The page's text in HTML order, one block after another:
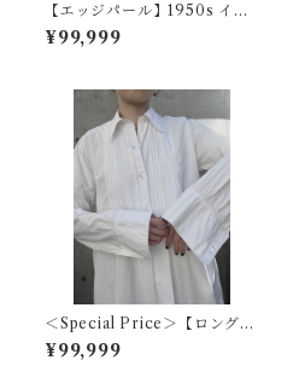
【エッジパール】1950s イギ
リスヴィンテージドレスシャ
ツ
¥99,999
＜Special Price＞【ロングカ
ラーフレンチ】1920s フラン
スアンティークドレスシャツ
¥99,999